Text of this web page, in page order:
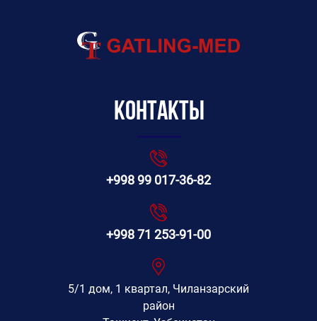
Контакты
+998 99 017-36-82
+998 71 253-91-00
5/1 дом, 1 квартал, Чиланзарский
район